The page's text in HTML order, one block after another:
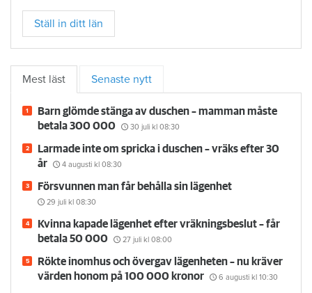
Ställ in ditt län
Mest läst Senaste nytt
Barn glömde stänga av duschen – mamman måste
betala 300 000
30 juli kl 08:30
Larmade inte om spricka i duschen – vräks efter 30
år
4 augusti kl 08:30
Försvunnen man får behålla sin lägenhet
29 juli kl 08:30
Kvinna kapade lägenhet efter vräkningsbeslut – får
betala 50 000
27 juli kl 08:00
Rökte inomhus och övergav lägenheten – nu kräver
värden honom på 100 000 kronor
6 augusti kl 10:30